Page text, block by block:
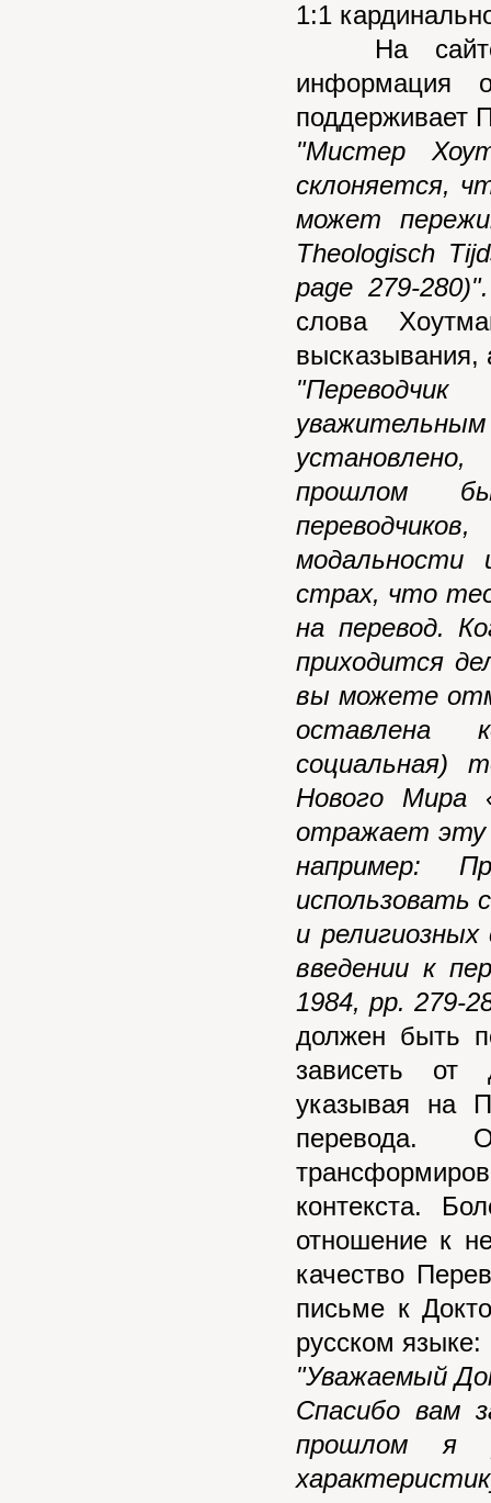
1:1
На сайте
поддерживает
"Мистер
склоняется,
может
Theologisch
page 279-280)".
слова
высказывания,
прошлом
модальности
страх, что
на перевод.
приходится
вы можете
оставлена
социальная)
Нового Мира
отражает эту
например:
использовать
и
введении к
1984, pp. 279-
должен быть
зависеть от
указывая на
перевода.
контекста.
отношение к
качество
письме к
русском языке:
"Уважаемый
Спасибо вам
прошлом я